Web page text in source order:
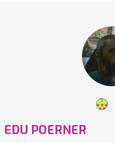
EDU POERNER